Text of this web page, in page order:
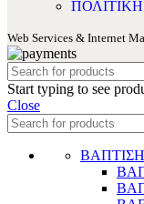
Web Services & Internet
Start typing to see
Close
ΒΑΠΤΙΣΗ